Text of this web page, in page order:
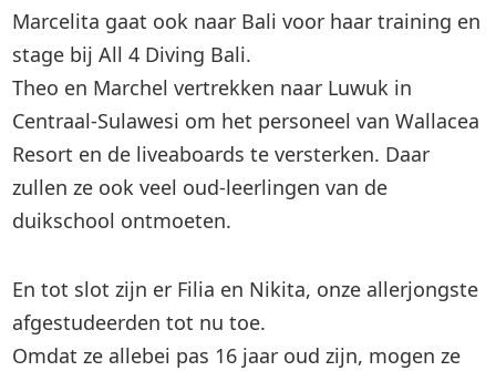
Marcelita gaat ook naar Bali voor haar training en
stage bij All 4 Diving Bali.
Theo en Marchel vertrekken naar Luwuk in
Centraal-Sulawesi om het personeel van Wallacea
Resort en de liveaboards te versterken. Daar
zullen ze ook veel oud-leerlingen van de
duikschool ontmoeten.
En tot slot zijn er Filia en Nikita, onze allerjongste
afgestudeerden tot nu toe.
Omdat ze allebei pas 16 jaar oud zijn, mogen ze